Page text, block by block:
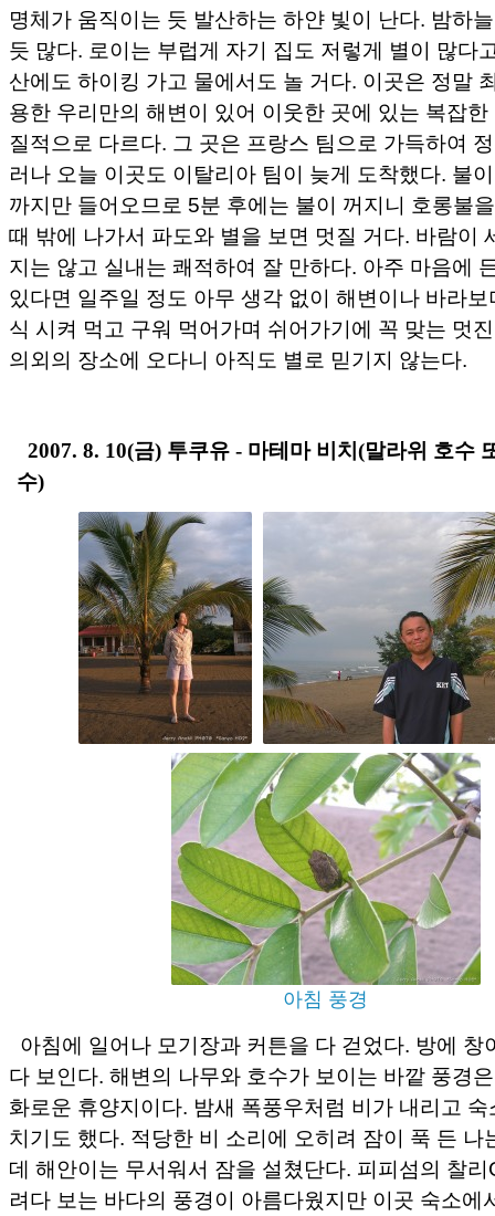
명체가 움직이는 듯 발산하는 하얀 빛이 난다. 밤하
듯 많다. 로이는 부럽게 자기 집도 저렇게 별이 많다
산에도 하이킹 가고 물에서도 놀 거다. 이곳은 정말
용한 우리만의 해변이 있어 이웃한 곳에 있는 복잡
질적으로 다르다. 그 곳은 프랑스 팀으로 가득하여
러나 오늘 이곳도 이탈리아 팀이 늦게 도착했다. 불
까지만 들어오므로 5분 후에는 불이 꺼지니 호롱불
때 밖에 나가서 파도와 별을 보면 멋질 거다. 바람이
지는 않고 실내는 쾌적하여 잘 만하다. 아주 마음에
있다면 일주일 정도 아무 생각 없이 해변이나 바라
식 시켜 먹고 구워 먹어가며 쉬어가기에 꼭 맞는 멋
의외의 장소에 오다니 아직도 별로 믿기지 않는다.
2007. 8. 10(금) 투쿠유 - 마테마 비치(말라위 호수
수)
아침 풍경
아침에 일어나 모기장과 커튼을 다 걷었다. 방에 창
다 보인다. 해변의 나무와 호수가 보이는 바깥 풍경
화로운 휴양지이다. 밤새 폭풍우처럼 비가 내리고
치기도 했다. 적당한 비 소리에 오히려 잠이 푹 든 나
데 해안이는 무서워서 잠을 설쳤단다. 피피섬의 찰
려다 보는 바다의 풍경이 아름다웠지만 이곳 숙소에